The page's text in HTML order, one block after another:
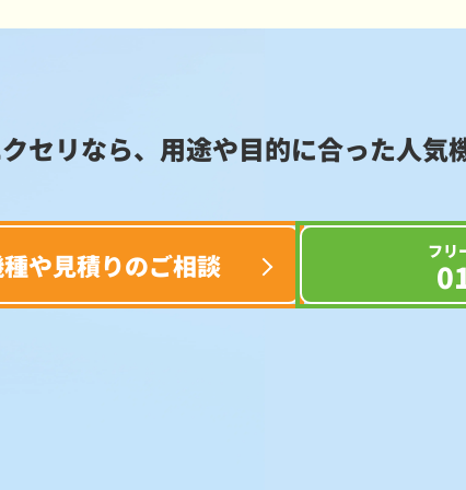
セリなら、用途や目的に合った人気
や見積りのご相談 フリ